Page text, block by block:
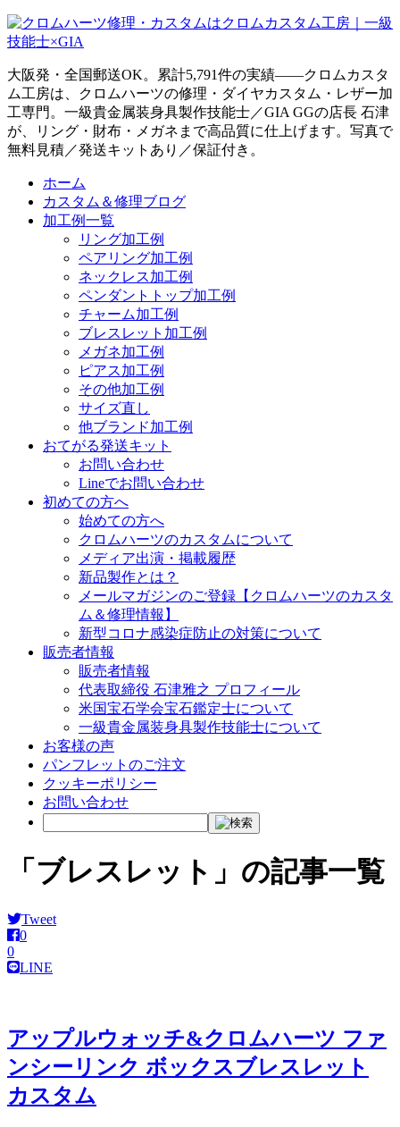
大阪発・全国郵送OK。累計5,791件の実績——クロムカスタ
ム工房は、クロムハーツの修理・ダイヤカスタム・レザー加
工専門。一級貴金属装身具製作技能士／GIA GGの店長 石津
が、リング・財布・メガネまで高品質に仕上げます。写真で
無料見積／発送キットあり／保証付き。
ホーム
カスタム＆修理ブログ
加工例一覧
リング加工例
ペアリング加工例
ネックレス加工例
ペンダントトップ加工例
チャーム加工例
ブレスレット加工例
メガネ加工例
ピアス加工例
その他加工例
サイズ直し
他ブランド加工例
おてがる発送キット
お問い合わせ
Lineでお問い合わせ
初めての方へ
始めての方へ
クロムハーツのカスタムについて
メディア出演・掲載履歴
新品製作とは？
メールマガジンのご登録【クロムハーツのカスタ
ム＆修理情報】
新型コロナ感染症防止の対策について
販売者情報
販売者情報
代表取締役 石津雅之 プロフィール
米国宝石学会宝石鑑定士について
一級貴金属装身具製作技能士について
お客様の声
パンフレットのご注文
クッキーポリシー
お問い合わせ
「ブレスレット」の記事一覧
Tweet
0
0
LINE
アップルウォッチ&クロムハーツ ファ
ンシーリンク ボックスブレスレット
カスタム